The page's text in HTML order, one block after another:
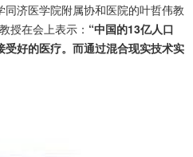
济医学院附属协和医院的叶哲伟教
授在会上表示： “中国的13亿人口
好的医疗。而通过混合现实技术实